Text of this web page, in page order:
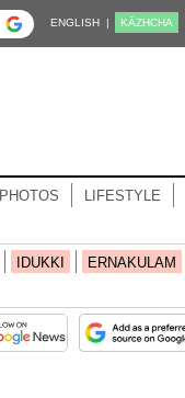
ENGLISH | KĀZHCHA
PHOTOS LIFESTYLE
IDUKKI
ERNAKULAM